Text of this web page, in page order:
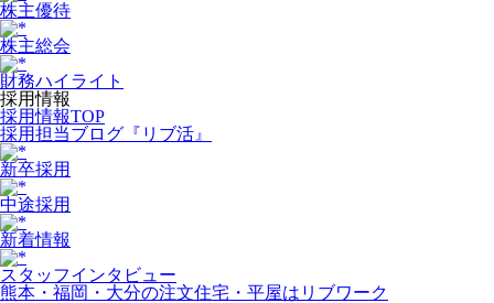
株主優待
株主総会
財務ハイライト
採用情報
採用情報TOP
採用担当ブログ『リブ活』
新卒採用
中途採用
新着情報
スタッフインタビュー
熊本・福岡・大分の注文住宅・平屋はリブワーク